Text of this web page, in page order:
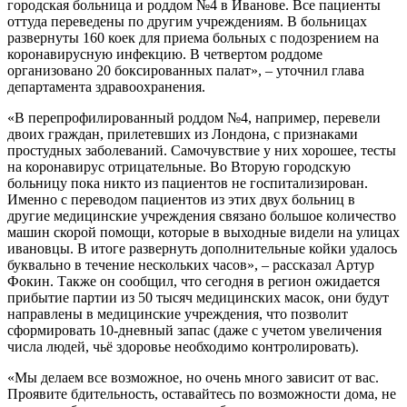
городская больница и роддом №4 в Иванове. Все пациенты
оттуда переведены по другим учреждениям. В больницах
развернуты 160 коек для приема больных с подозрением на
коронавирусную инфекцию. В четвертом роддоме
организовано 20 боксированных палат», – уточнил глава
департамента здравоохранения.
«В перепрофилированный роддом №4, например, перевели
двоих граждан, прилетевших из Лондона, с признаками
простудных заболеваний. Самочувствие у них хорошее, тесты
на коронавирус отрицательные. Во Вторую городскую
больницу пока никто из пациентов не госпитализирован.
Именно с переводом пациентов из этих двух больниц в
другие медицинские учреждения связано большое количество
машин скорой помощи, которые в выходные видели на улицах
ивановцы. В итоге развернуть дополнительные койки удалось
буквально в течение нескольких часов», – рассказал Артур
Фокин. Также он сообщил, что сегодня в регион ожидается
прибытие партии из 50 тысяч медицинских масок, они будут
направлены в медицинские учреждения, что позволит
сформировать 10-дневный запас (даже с учетом увеличения
числа людей, чьё здоровье необходимо контролировать).
«Мы делаем все возможное, но очень много зависит от вас.
Проявите бдительность, оставайтесь по возможности дома, не